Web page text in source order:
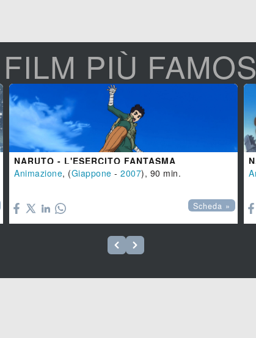
PIÙ
NARUTO - L'ESERCITO FANTASMA
Animazione, (Giappone - 2007), 90 min.
Scheda »